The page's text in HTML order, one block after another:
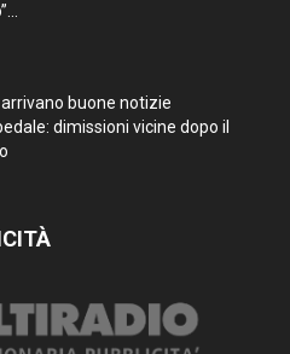
arrivano buone notizie
dimissioni vicine dopo il